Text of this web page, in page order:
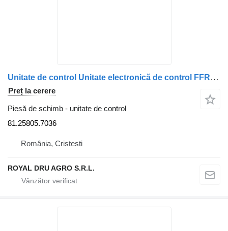
Unitate de control Unitate electronică de control FFR 24V MAN 81.25805.7036 pentru camion VDO 461 470 001 036
Preț la cerere
Piesă de schimb - unitate de control
81.25805.7036
România, Cristesti
ROYAL DRU AGRO S.R.L.